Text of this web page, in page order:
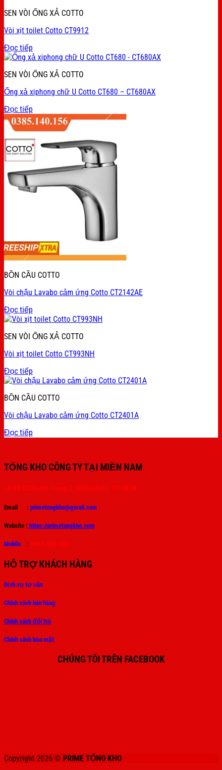
SEN VÒI ỐNG XẢ COTTO
Vòi xịt toilet Cotto CT9912
Đọc tiếp
SEN VÒI ỐNG XẢ COTTO
Ống xả xiphong chữ U Cotto CT680 – CT680AX
Đọc tiếp
BỒN CẦU COTTO
Vòi chậu Lavabo cảm ứng Cotto CT2142AE
Đọc tiếp
SEN VÒI ỐNG XẢ COTTO
Vòi xịt toilet Cotto CT993NH
Đọc tiếp
BỒN CẦU COTTO
Vòi chậu Lavabo cảm ứng Cotto CT2401A
Đọc tiếp
TỔNG KHO CÔNG TY TẠI MIỀN NAM
Lô 09 KCN Linh Trung 2, Bình Chiểu, TP. HCM
Email : primetongkho@gmail.com
Website : https://primetongkho.com
Mobile : 0965.586.589
HỖ TRỢ KHÁCH HÀNG
Dịch vụ tư vấn
Chính sách bán hàng
Chính sách đổi trả
Chính sách bảo mật
CHÚNG TÔI TRÊN FACEBOOK
Copyright 2026 © PRIME TỔNG KHO